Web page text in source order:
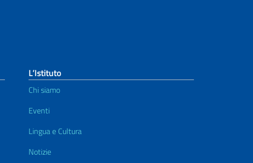
L’Istituto
Chi siamo
Eventi
Lingua e Cultura
Notizie